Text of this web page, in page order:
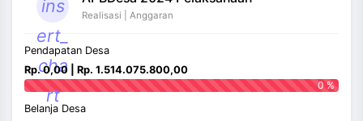
ins
ert_
cha
rt
Realisasi | Anggaran
Pendapatan Desa
Rp. 0,00 | Rp. 1.514.075.800,00
0 %
Belanja Desa